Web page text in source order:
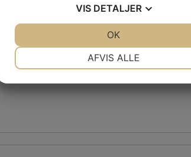
VIS DETALJER
AFVIS ALLE
OK